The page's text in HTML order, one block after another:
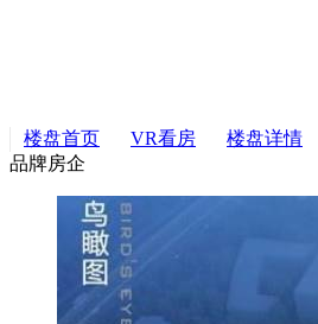
楼盘首页 VR看房 楼盘详情
品牌房企